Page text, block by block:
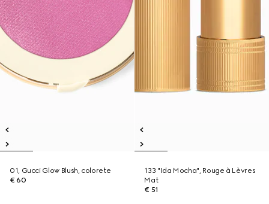
01, Gucci Glow Blush, colorete
€ 60
133 "Ida Mocha", Rouge à Lèvres
Mat
€ 51